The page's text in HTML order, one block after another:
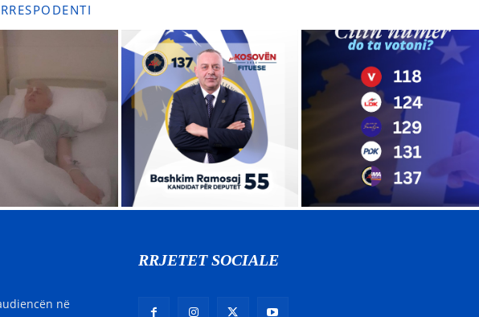
në
RRJETET SOCIALE